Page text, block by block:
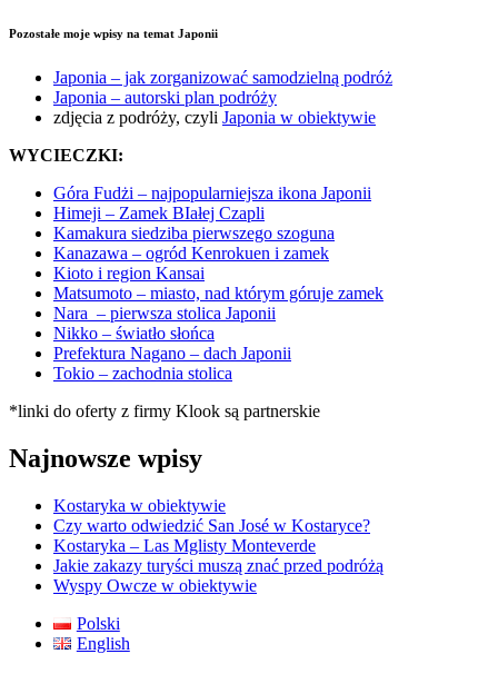
Pozostałe moje wpisy na temat Japonii
Japonia – jak zorganizować samodzielną podróż
Japonia – autorski plan podróży
zdjęcia z podróży, czyli Japonia w obiektywie
WYCIECZKI:
Góra Fudżi – najpopularniejsza ikona Japonii
Himeji – Zamek BIałej Czapli
Kamakura siedziba pierwszego szoguna
Kanazawa – ogród Kenrokuen i zamek
Kioto i region Kansai
Matsumoto – miasto, nad którym góruje zamek
Nara – pierwsza stolica Japonii
Nikko – światło słońca
Prefektura Nagano – dach Japonii
Tokio – zachodnia stolica
*linki do oferty z firmy Klook są partnerskie
Najnowsze wpisy
Kostaryka w obiektywie
Czy warto odwiedzić San José w Kostaryce?
Kostaryka – Las Mglisty Monteverde
Jakie zakazy turyści muszą znać przed podróżą
Wyspy Owcze w obiektywie
Polski
English